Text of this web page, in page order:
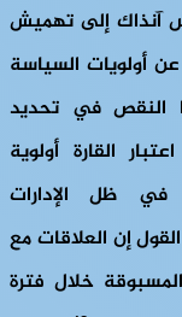
آنذاك إلى تهميش
أولويات السياسة
النقص في تحديد
القارة أولوية
في ظل الإدارات
إن العلاقات مع
خلال فترة